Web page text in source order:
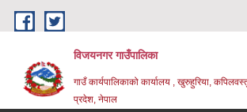
Skip to main content
विजयनगर गाउँपालिका
गाउँ कार्यपालिकाको कार्यालय , खुरुहुरिया,
प्रदेश, नेपाल